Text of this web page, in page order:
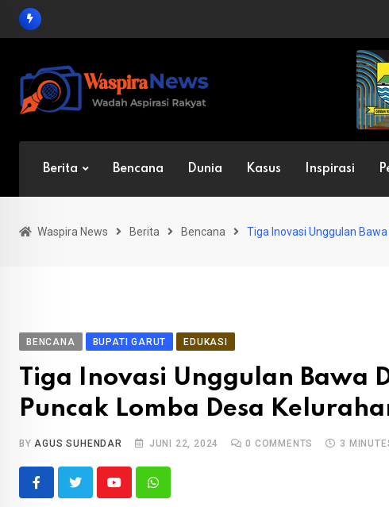
Skip
Berita Bencana Dunia Kasus Inspirasi
Waspira News Berita Bencana Tiga Inovasi Unggulan
BENCANA BUPATI GARUT EDUKASI
Tiga Inovasi Unggulan Bawa
Puncak Lomba Desa
BYAGUS SUHENDAR JUNI 22, 2024 0 COMMENTS 3
YoutubeWhatsapp